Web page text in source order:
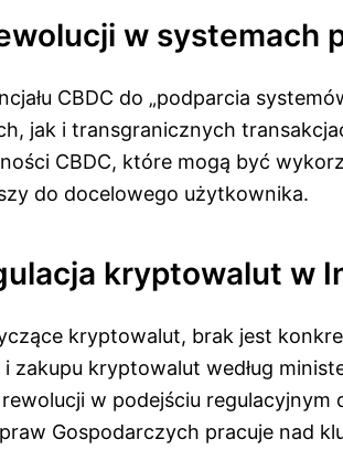
w systemach
CBDC do „podparcia
jak i transgranicznych
CBDC, które mogą być
do docelowego użytkownika.
kryptowalut w
kryptowalut, brak jest
zakupu kryptowalut według
w podejściu regulacyjnym
Gospodarczych pracuje nad